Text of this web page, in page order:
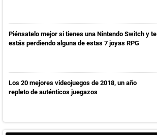
Piénsatelo mejor si tienes una Nintendo Switch y te
estás perdiendo alguna de estas 7 joyas RPG
Los 20 mejores videojuegos de 2018, un año
repleto de auténticos juegazos